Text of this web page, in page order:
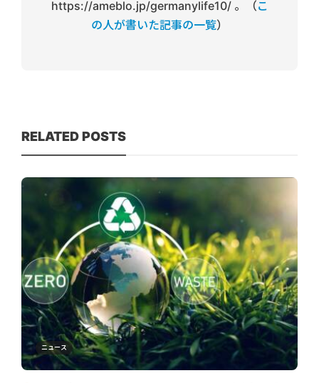
https://ameblo.jp/germanylife10/ 。（こ
の人が書いた記事の一覧）
RELATED POSTS
ニュース